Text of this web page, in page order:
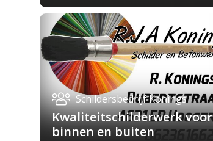
Schildersbedrijf Konings
Kwaliteitschilderwerk voor
binnen en buiten